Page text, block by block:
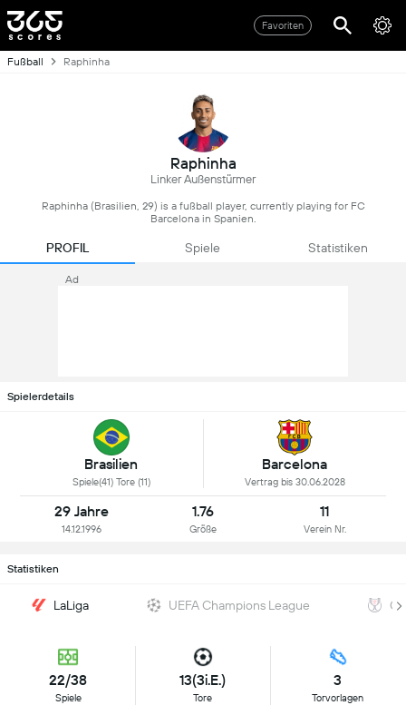
Favoriten
Fußball Raphinha
Raphinha
Linker Außenstürmer
Raphinha (Brasilien, 29) is a fußball player, currently playing for FC
Barcelona in Spanien.
PROFIL Spiele Statistiken
Ad
Spielerdetails
Brasilien
Spiele(41) Tore (11)
Barcelona
Vertrag bis 30.06.2028
29 Jahre
14.12.1996
1.76
Größe
11
Verein Nr.
Statistiken
LaLiga UEFA Champions League
22/38
Spiele
13(3i.E.)
Tore
3
Torvorlagen